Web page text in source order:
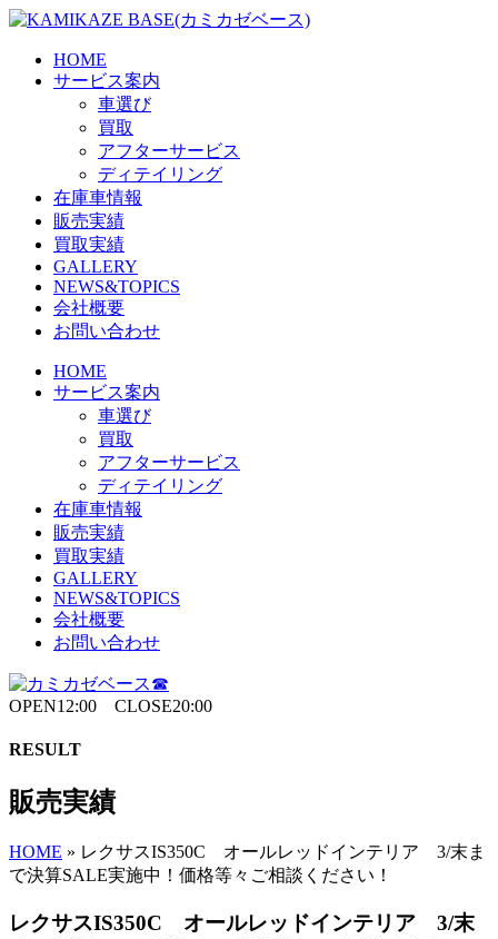
Skip
content
HOME
サービス案内
車選び
買取
アフターサービス
ディテイリング
在庫車情報
販売実績
買取実績
GALLERY
NEWS&TOPICS
会社概要
お問い合わせ
HOME
サービス案内
車選び
買取
アフターサービス
ディテイリング
在庫車情報
販売実績
買取実績
GALLERY
NEWS&TOPICS
会社概要
お問い合わせ
OPEN12:00 CLOSE20:00
RESULT
販売実績
HOME » レクサスIS350C オールレッドインテリア 3/末ま
で決算SALE実施中！価格等々ご相談ください！
レクサスIS350C オールレッドインテリア 3/末